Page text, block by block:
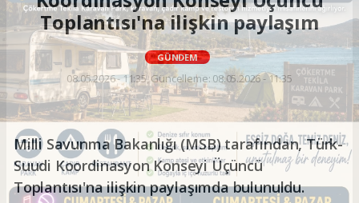
Toplantısı'na ilişkin paylaşım
GÜNDEM
08.05.2026 - 11:35, Güncelleme: 08.05.2026 - 11:35
Milli Savunma Bakanlığı (MSB) tarafından, Türk-
Suudi Koordinasyon Konseyi Üçüncü
Toplantısı'na ilişkin paylaşımda bulunuldu.